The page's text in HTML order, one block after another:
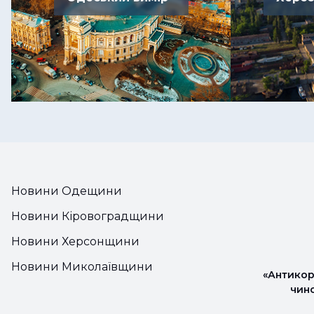
Новини Одещини
Новини Кіровоградщини
Новини Херсонщини
Новини Миколаївщини